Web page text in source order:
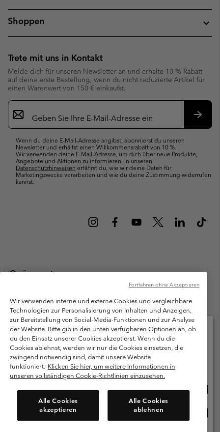
Shoppen
Trete mit uns in Kontakt
Melde dich für unseren Newsletter an und erhalte 10 % Rabatt
auf deine erste Bestellung, wenn du nicht reduzierte Artikel für
einen Warenwert von 150 € einkaufst.
Newsletter-
Anmeldung
Wenn du deine E-Mail-Adresse angibst, abonnierst du unseren
Newsletter und erhältst einen Willkommensrabatt von 10 %.
Wir verwenden deine E-Mail-Adresse, um dich über neue Produkte,
Angebote und Aktionen zu informieren. In unseren
Datenschutzhinweisen erfährst du, wie wir deine Daten für
Marketingzwecke verarbeiten und wie du deine Zustimmung widerrufen
kannst.
Österreich
Columbia Sportswear Austria GmbH. Moosfeldstraße 1, 5101
Bergheim, Salzburg Österreich. Alle Rechte vorbehalten.
Nutzungsbedingungen
Allgemeine Verkaufsbedingungen
Garantie
Datenschutzerklärung
Bestimmungen und Bedingungen des Mitglieder Programms
Nutzungsbedingungen Für Nutzergenerierte Inhalte
Cookies
Kundenservice: Mo- Fr. 9:00 - 13:00 & 14:00- 18:00 Uhr
(+)43720880525
Wir verwenden interne und externe Cookies und vergleichbare
Technologien zur Personalisierung von Inhalten und Anzeigen,
zur Bereitstellung von Social-Media-Funktionen und zur Analyse
der Website. Bitte gib in den unten verfügbaren Optionen an, ob
du den Einsatz unserer Cookies akzeptierst. Wenn du die
Cookies ablehnst, werden wir nur die Cookies einsetzen, die
zwingend notwendig sind, damit unsere Website
funktioniert. Klicken Sie hier, um weitere Informationen in
unseren vollständigen Cookie-Richtlinien einzusehen.
Alle Cookies
akzeptieren
Alle Cookies
ablehnen
Fortfahren ohne Akzeptieren
Bitte wählen Sie Ihr Lieferland und Ihre Sprache
Online-Einkauf verfügbar
Österreich